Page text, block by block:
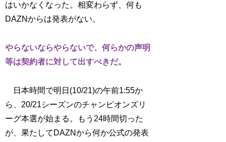
はいかなくなった。相変わらず、何も
DAZNからは発表がない。
やらないならやらないで、何らかの声明
等は契約者に対して出すべきだ。
日本時間で明日(10/21)の午前1:55か
ら、20/21シーズンのチャンピオンズリ
ーグ本選が始まる。もう24時間切った
が、果たしてDAZNから何か公式の発表